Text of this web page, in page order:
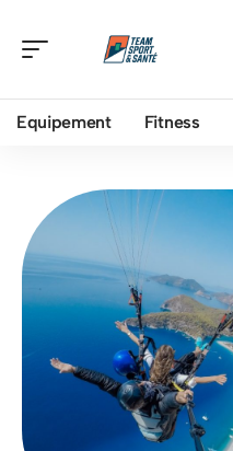
Equipement Fitness